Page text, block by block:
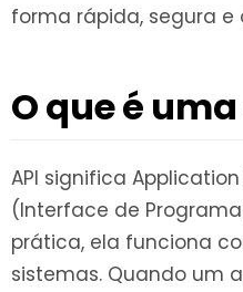
forma rápida, segura e
O que é uma
API significa
(Interface de
prática, ela funciona
sistemas. Quando um